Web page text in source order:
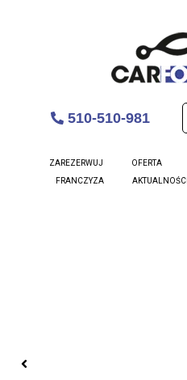
510-510-981
ZAREZERWUJ OFERTA
FRANCZYZA
AKTUALNOŚCI
Skoda Octavia